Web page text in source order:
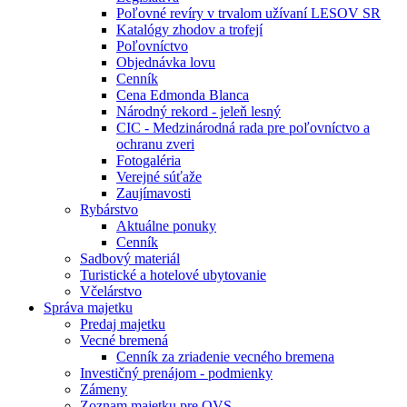
Poľovné revíry v trvalom užívaní LESOV SR
Katalógy zhodov a trofejí
Poľovníctvo
Objednávka lovu
Cenník
Cena Edmonda Blanca
Národný rekord - jeleň lesný
CIC - Medzinárodná rada pre poľovníctvo a
ochranu zveri
Fotogaléria
Verejné súťaže
Zaujímavosti
Rybárstvo
Aktuálne ponuky
Cenník
Sadbový materiál
Turistické a hotelové ubytovanie
Včelárstvo
Správa majetku
Predaj majetku
Vecné bremená
Cenník za zriadenie vecného bremena
Investičný prenájom - podmienky
Zámeny